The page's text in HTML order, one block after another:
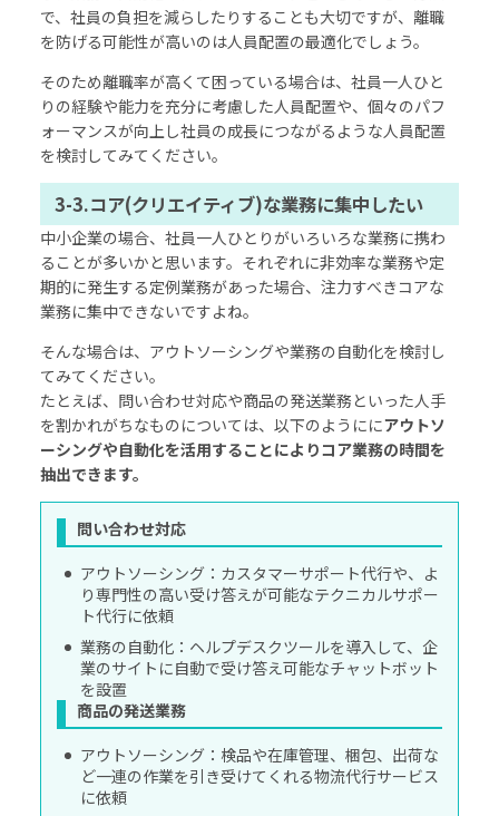
で、社員の負担を減らしたりすることも大切ですが、離職
を防げる可能性が高いのは人員配置の最適化でしょう。
そのため離職率が高くて困っている場合は、社員一人ひと
りの経験や能力を充分に考慮した人員配置や、個々のパフ
ォーマンスが向上し社員の成長につながるような人員配置
を検討してみてください。
3-3.コア(クリエイティブ)な業務に集中したい
中小企業の場合、社員一人ひとりがいろいろな業務に携わ
ることが多いかと思います。それぞれに非効率な業務や定
期的に発生する定例業務があった場合、注力すべきコアな
業務に集中できないですよね。
そんな場合は、アウトソーシングや業務の自動化を検討し
てみてください。
たとえば、問い合わせ対応や商品の発送業務といった人手
を割かれがちなものについては、以下のようににアウトソ
ーシングや自動化を活用することによりコア業務の時間を
抽出できます。
問い合わせ対応
アウトソーシング：カスタマーサポート代行や、よ
り専門性の高い受け答えが可能なテクニカルサポー
ト代行に依頼
業務の自動化：ヘルプデスクツールを導入して、企
業のサイトに自動で受け答え可能なチャットボット
を設置
商品の発送業務
アウトソーシング：検品や在庫管理、梱包、出荷な
ど一連の作業を引き受けてくれる物流代行サービス
に依頼